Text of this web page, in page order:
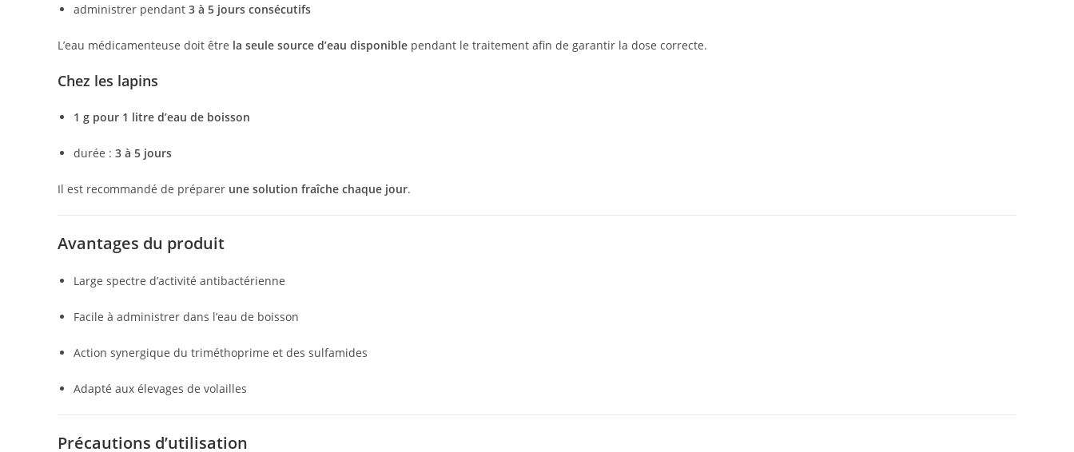
administrer pendant 3 à 5 jours consécutifs
L’eau médicamenteuse doit être la seule source d’eau disponible pendant le traitement afin de garantir la dose correcte.
Chez les lapins
1 g pour 1 litre d’eau de boisson
durée : 3 à 5 jours
Il est recommandé de préparer une solution fraîche chaque jour.
Avantages du produit
Large spectre d’activité antibactérienne
Facile à administrer dans l’eau de boisson
Action synergique du triméthoprime et des sulfamides
Adapté aux élevages de volailles
Précautions d’utilisation